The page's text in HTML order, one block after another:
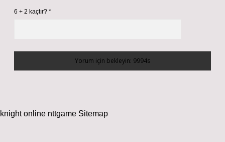
6 + 2 kaçtır? *
knight online nttgame Sitemap